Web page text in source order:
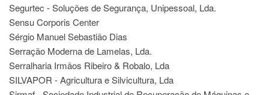
Segurtec - Soluções de Segurança, Unipessoal, Lda.
Sensu Corporis Center
Sérgio Manuel Sebastião Dias
Serração Moderna de Lamelas, Lda.
Serralharia Irmãos Ribeiro & Robalo, Lda
SILVAPOR - Agricultura e Silvicultura, Lda